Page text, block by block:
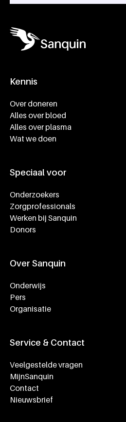
Kennis
Over doneren
Alles over bloed
Alles over plasma
Wat we doen
Speciaal voor
Onderzoekers
Zorgprofessionals
Werken bij Sanquin
Donors
Over Sanquin
Onderwijs
Pers
Organisatie
Service & Contact
Veelgestelde vragen
MijnSanquin
Contact
Nieuwsbrief